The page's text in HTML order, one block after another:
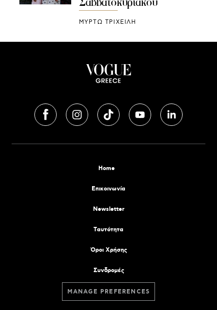
ΜΥΡΤΩ ΤΡΙΧΕΙΛΗ
Home
Επικοινωνία
Newsletter
Tαυτότητα
Όροι Χρήσης
Συνδρομές
MANAGE PREFERENCES